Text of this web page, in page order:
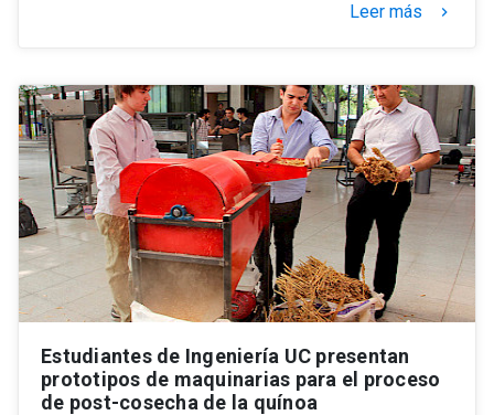
Leer más keyboard_arrow_right
Estudiantes de Ingeniería UC presentan
prototipos de maquinarias para el proceso
de post-cosecha de la quínoa